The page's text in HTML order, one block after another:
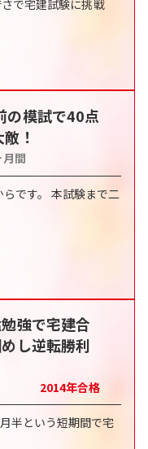
で宅建試験に挑戦
の模試で40点
！
月間
です。 本試験まで二
強で宅建合
し逆転勝利
2014年合格
半という短期間で宅